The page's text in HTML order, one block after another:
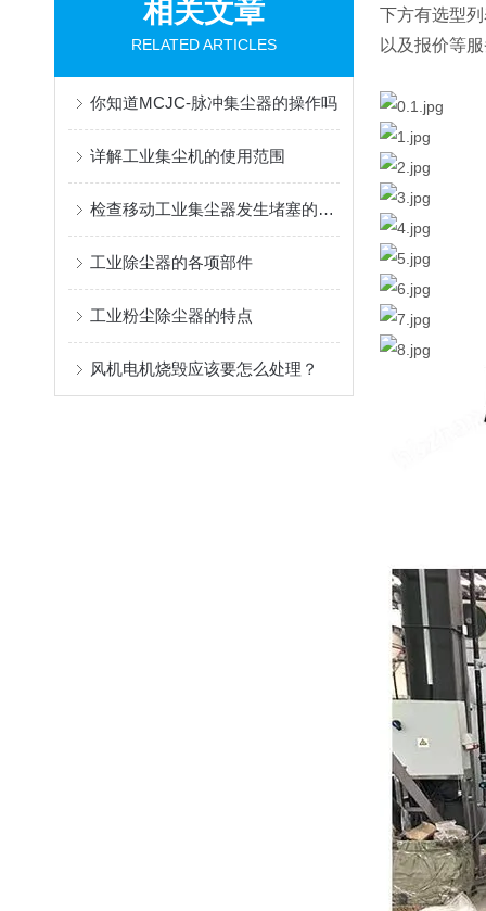
相关文章
RELATED ARTICLES
你知道MCJC-脉冲集尘器的操作吗
详解工业集尘机的使用范围
检查移动工业集尘器发生堵塞的方法介绍
工业除尘器的各项部件
工业粉尘除尘器的特点
风机电机烧毁应该要怎么处理？
下方有选型
以及报价等